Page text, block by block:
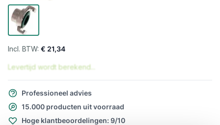
€ 21,34
Levertijd wordt berekend...
Professioneel advies
15.000 producten uit voorraad
Hoge klantbeoordelingen: 9/10